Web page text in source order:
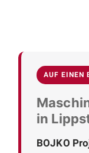
AUF EINEN
in
BOJKO